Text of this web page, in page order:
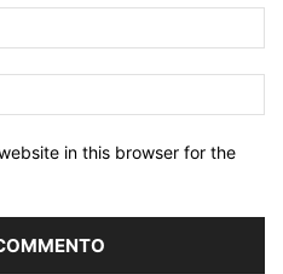
in this browser for the